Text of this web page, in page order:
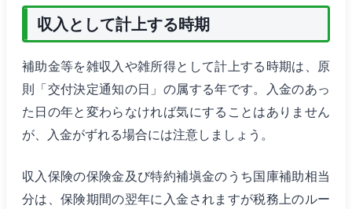
収入として計上する時期
補助金等を雑収入や雑所得として計上する時期は、原
則「交付決定通知の日」の属する年です。入金のあっ
た日の年と変わらなければ気にすることはありません
が、入金がずれる場合には注意しましょう。
収入保険の保険金及び特約補塡金のうち国庫補助相当
分は、保険期間の翌年に入金されますが税務上のルー